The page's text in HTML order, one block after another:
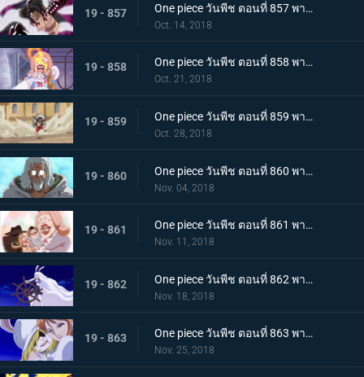
19 - 857 One piece วันพีช ตอนที่ 857 พากย์ไทย การโต้กลับของลูฟี่! จุดอ่อนของคาตาคุริผู้ไร้เทียมทาน
Oct. 14, 2018
19 - 858 One piece วันพีช ตอนที่ 858 พากย์ไทย เข้าตาจนอีกครั้ง! เกียร์ 4 vs โดนัทไร้เทียมทาน!
Oct. 21, 2018
19 - 859 One piece วันพีช ตอนที่ 859 พากย์ไทย ชิฟฟ่อน! ผู้ต่อต้าน แผนการยิ่งใหญ่ในการลำเลียงเค้กของซันจิ
Oct. 28, 2018
19 - 860 One piece วันพีช ตอนที่ 860 พากย์ไทย วิถีลูกผู้ชาย! การตัดสินใจของกัปตันเบจและลูฟี่
Nov. 04, 2018
19 - 861 One piece วันพีช ตอนที่ 861 พากย์ไทย เค้กกำลังจม! ซันจิและเบจในศึกหนีตาย!
Nov. 11, 2018
19 - 862 One piece วันพีช ตอนที่ 862 พากย์ไทย ซูลอง! การกลายร่างครั้งใหญ๋ที่แสนพิศวงของแครอท
Nov. 18, 2018
19 - 863 One piece วันพีช ตอนที่ 863 พากย์ไทย บุกทะลวงเข้าไป! สงครามทางทะเลครั้งใหญ่ของพวกหมวกฟาง
Nov. 25, 2018